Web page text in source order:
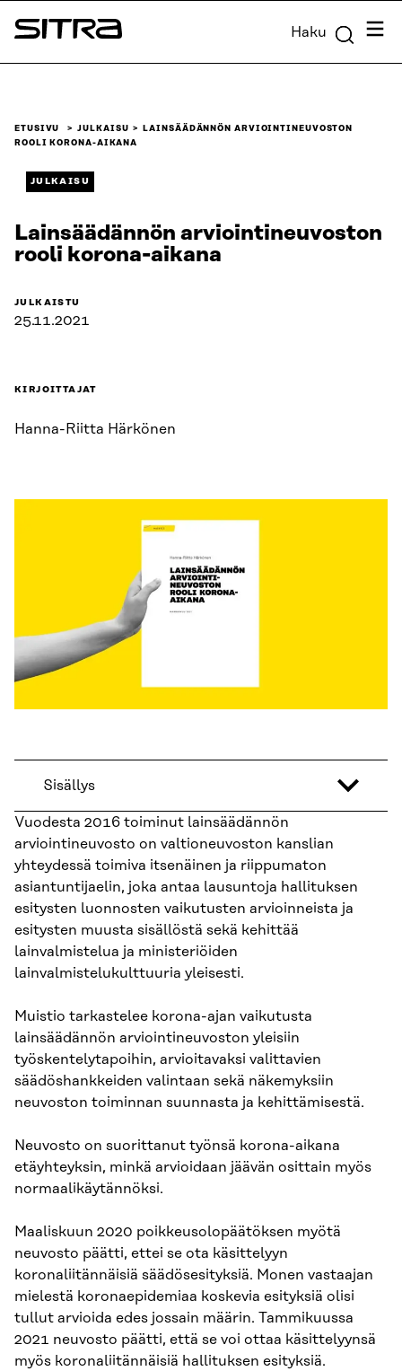
Siirry
suoraan
Sitra Haku
ETUSIVU JULKAISU
LAINSÄÄDÄNNÖN ARVIOINTINEUVOSTON
ROOLI KORONA-AIKANA
JULKAISU
Lainsäädännön arviointineuvoston
rooli korona-aikana
JULKAISTU
25.11.2021
KIRJOITTAJAT
Hanna-Riitta Härkönen
Sisällys
Vuodesta 2016 toiminut lainsäädännön
arviointineuvosto on valtioneuvoston kanslian
yhteydessä toimiva itsenäinen ja riippumaton
asiantuntijaelin, joka antaa lausuntoja hallituksen
esitysten luonnosten vaikutusten arvioinneista ja
esitysten muusta sisällöstä sekä kehittää
lainvalmistelua ja ministeriöiden
lainvalmistelukulttuuria yleisesti.
Muistio tarkastelee korona-ajan vaikutusta
lainsäädännön arviointineuvoston yleisiin
työskentelytapoihin, arvioitavaksi valittavien
säädöshankkeiden valintaan sekä näkemyksiin
neuvoston toiminnan suunnasta ja kehittämisestä.
Neuvosto on suorittanut työnsä korona-aikana
etäyhteyksin, minkä arvioidaan jäävän osittain myös
normaalikäytännöksi.
Maaliskuun 2020 poikkeusolopäätöksen myötä
neuvosto päätti, ettei se ota käsittelyyn
koronaliitännäisiä säädösesityksiä. Monen vastaajan
mielestä koronaepidemiaa koskevia esityksiä olisi
tullut arvioida edes jossain määrin. Tammikuussa
2021 neuvosto päätti, että se voi ottaa käsittelyynsä
myös koronaliitännäisiä hallituksen esityksiä.